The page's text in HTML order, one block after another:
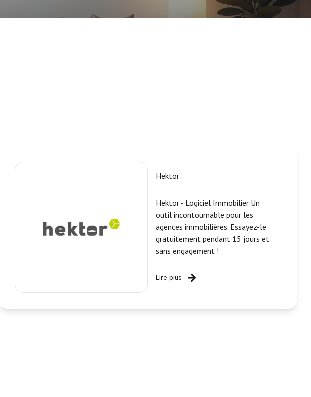
Hektor
Hektor - Logiciel Immobilier Un
outil incontournable pour les
agences immobilières. Essayez-le
gratuitement pendant 15 jours et
sans engagement !
Lire plus